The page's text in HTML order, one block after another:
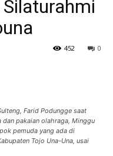
0
452
Farid Podungge saat
dan pakaian olahraga, Minggu
pemuda yang ada di
Tojo Una-Una, usai